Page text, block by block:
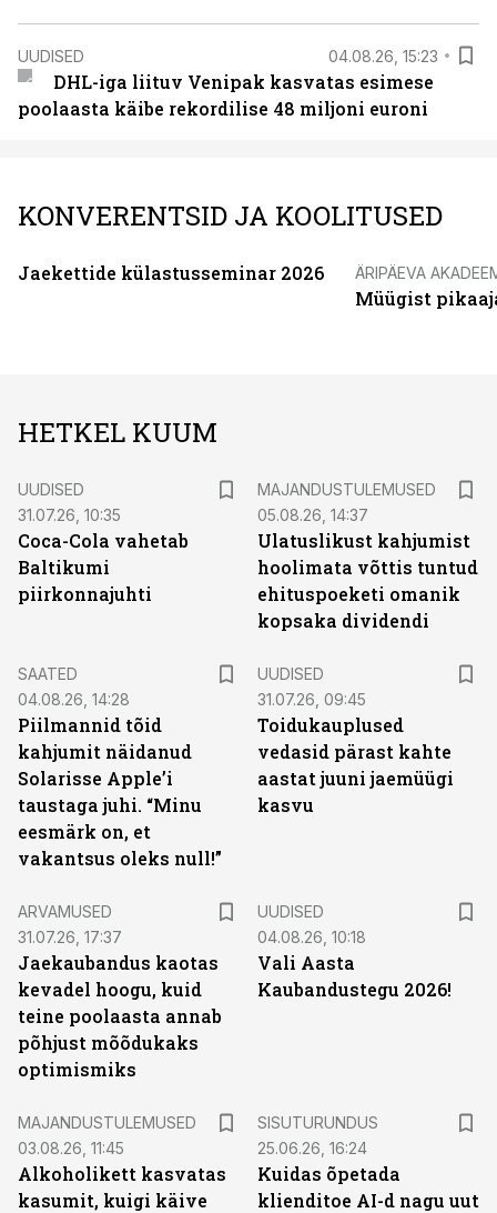
UUDISED 04.08.26, 15:23
DHL-iga liituv Venipak kasvatas esimese
poolaasta käibe rekordilise 48 miljoni euroni
KONVERENTSID JA KOOLITUSED
Jaekettide külastusseminar 2026 ÄRIPÄEVA
Müügist
HETKEL KUUM
UUDISED
31.07.26, 10:35
Coca-Cola vahetab
Baltikumi
piirkonnajuhti
MAJANDUSTULEMUSED
05.08.26, 14:37
Ulatuslikust kahjumist
hoolimata võttis tuntud
ehituspoeketi omanik
kopsaka dividendi
SAATED
04.08.26, 14:28
Piilmannid tõid
kahjumit näidanud
Solarisse Apple’i
taustaga juhi. “Minu
eesmärk on, et
vakantsus oleks null!”
UUDISED
31.07.26, 09:45
Toidukauplused
vedasid pärast kahte
aastat juuni jaemüügi
kasvu
ARVAMUSED
31.07.26, 17:37
Jaekaubandus kaotas
kevadel hoogu, kuid
teine poolaasta annab
põhjust mõõdukaks
optimismiks
UUDISED
04.08.26, 10:18
Vali Aasta
Kaubandustegu 2026!
MAJANDUSTULEMUSED
03.08.26, 11:45
Alkoholikett kasvatas
kasumit, kuigi käive
SISUTURUNDUS
25.06.26, 16:24
Kuidas õpetada
klienditoe AI-d nagu uut